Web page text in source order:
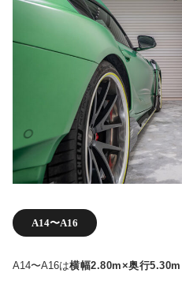
A14〜A16
A14〜A16は横幅2.80m×奥行5.30m